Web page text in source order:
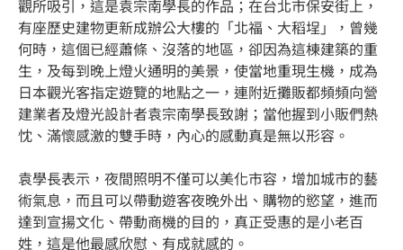
觀所吸引，這是袁宗南學長的作品；在台北市保安街上，
有座歷史建物更新成辦公大樓的「北福、大稻埕」，曾幾
何時，這個已經蕭條、沒落的地區，卻因為這棟建築的重
生，及每到晚上燈火通明的美景，使當地重現生機，成為
日本觀光客指定遊覽的地點之一，連附近攤販都頻頻向營
建業者及燈光設計者袁宗南學長致謝；當他握到小販們熱
忱、滿懷感激的雙手時，內心的感動真是無以形容。
袁學長表示，夜間照明不僅可以美化市容，增加城市的藝
術氣息，而且可以帶動遊客夜晚外出、購物的慾望，進而
達到宣揚文化、帶動商機的目的，真正受惠的是小老百
姓，這是他最感欣慰、有成就感的。